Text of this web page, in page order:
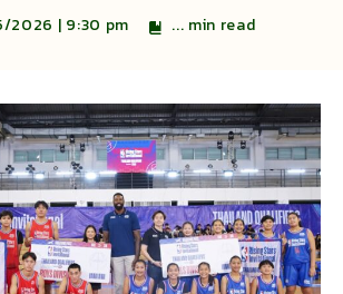
2026 | 9:30 pm ... min read